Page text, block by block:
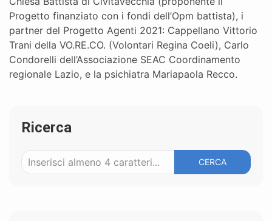
Progetto finanziato con i fondi dell’Opm battista), i
partner del Progetto Agenti 2021: Cappellano Vittorio
Trani della VO.RE.CO. (Volontari Regina Coeli), Carlo
Condorelli dell’Associazione SEAC Coordinamento
regionale Lazio, e la psichiatra Mariapaola Recco.
Ricerca
CERCA